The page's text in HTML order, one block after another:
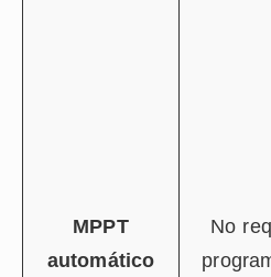
MPPT
automático
No